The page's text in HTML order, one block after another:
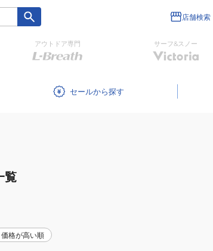
店舗検索
アウトドア専門 サーフ&スノー
セール
覧
価格が高い順